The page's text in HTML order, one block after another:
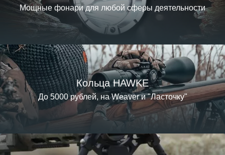
Мощные фонари для любой сферы деятельности
Кольца HAWKE
До 5000 рублей, на Weaver и "Ласточку"